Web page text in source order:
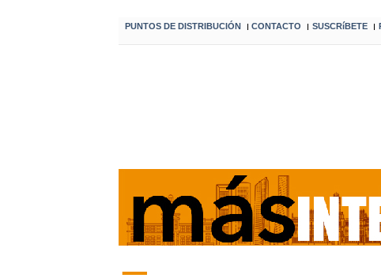
PUNTOS DE DISTRIBUCIÓN I CONTACTO I SUSCRíBETE I